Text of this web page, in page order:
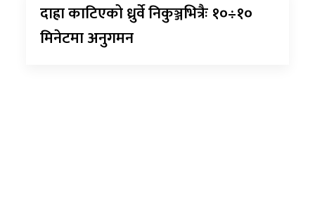
दाह्रा काटिएको ध्रुर्वे निकुञ्जभित्रैः १०÷१०
मिनेटमा अनुगमन